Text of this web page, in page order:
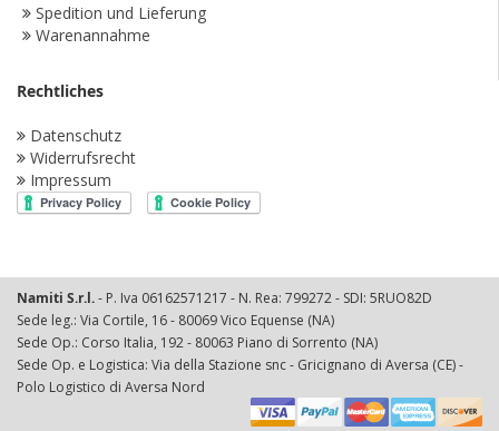
Spedition und Lieferung
Warenannahme
Rechtliches
Datenschutz
Widerrufsrecht
Impressum
Namiti S.r.l.- P. Iva 06162571217 - N. Rea: 799272 - SDI: 5RUO82D
Sede leg.: Via Cortile, 16 - 80069 Vico Equense (NA)
Sede Op.: Corso Italia, 192 - 80063 Piano di Sorrento (NA)
Sede Op. e Logistica: Via della Stazione snc - Gricignano di Aversa (CE) -
Polo Logistico di Aversa Nord